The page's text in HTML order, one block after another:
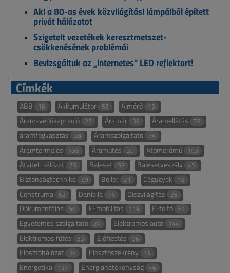
Aki a 80-as évek közvilágítási lámpáiból épített
privát hálózatot
Szigetelt vezetékek keresztmetszet-
csökkenésének problémái
Bevizsgáltuk az „internetes” LED reflektort!
Címkék
ABB 16 Akkumulátor 53 Almérő 13
Áram-védőkapcsoló 22 Áramár 39 Áramellátás 79
áramfogyasztás 38 Áramszolgáltató 74
Áramtermelés 136 Áramütés 20 Atomerőmű 103
Átviteli hálózat 73 Baleset 52 Balesetveszély 45
Biztonságtechnika 39 Bojler 21 Cégügyek 18
Construma 52 Daniella 14 Díszvilágítás 26
Dokumentálás 58 E-mobilitás 114 E-töltő 61
Egyetemes szolgáltató 24 Elektromos autó 144
Elektromos fűtés 33 Előfizetés 96
Elosztóhálózat 38 Elosztószekrény 14
Energetika 121 Energiahatékonyság 46